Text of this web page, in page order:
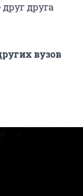
друга
вузов